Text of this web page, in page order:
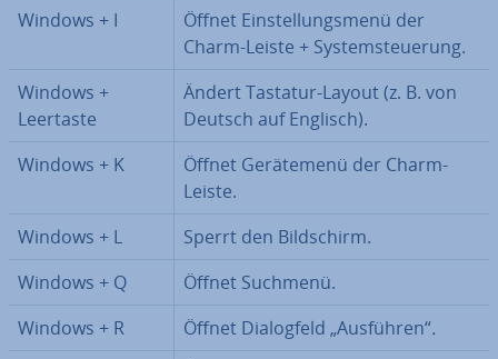
Windows + I
Öffnet Ein­stel­lungs­me­nü der
Charm-Leiste + Sys­tem­steue­rung.
Windows +
Leertaste
Ändert Tastatur-Layout (z. B. von
Deutsch auf Englisch).
Windows + K
Öffnet Ge­rä­te­me­nü der Charm-
Leiste.
Windows + L
Sperrt den Bild­schirm.
Windows + Q
Öffnet Suchmenü.
Windows + R
Öffnet Dia­log­feld „Ausführen“.